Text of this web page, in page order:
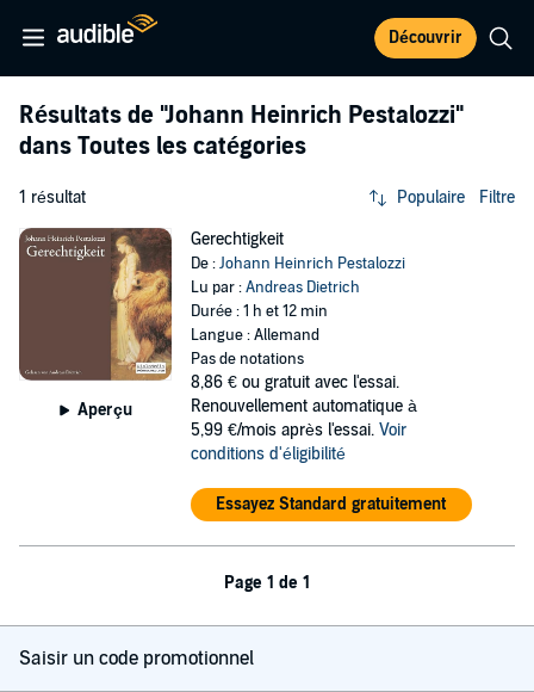
Découvrir
Résultats de "Johann Heinrich Pestalozzi"
dans Toutes les catégories
1 résultat Populaire Filtre
Aperçu
Gerechtigkeit
De :Johann Heinrich Pestalozzi
Lu par :Andreas Dietrich
Durée : 1 h et 12 min
Langue : Allemand
Pas de notations
8,86 € ou gratuit avec l'essai.
Renouvellement automatique à
5,99 €/mois après l'essai. Voir
conditions d'éligibilité
Essayez Standard gratuitement
Page 1 de 1
Saisir un code promotionnel